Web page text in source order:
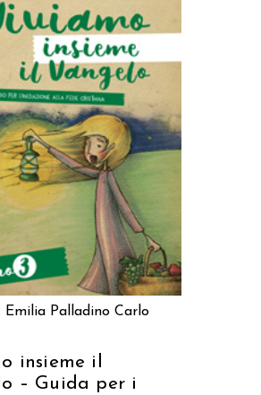
AL CARRELLO
Emilia Palladino Carlo
insieme il
– Guida per i